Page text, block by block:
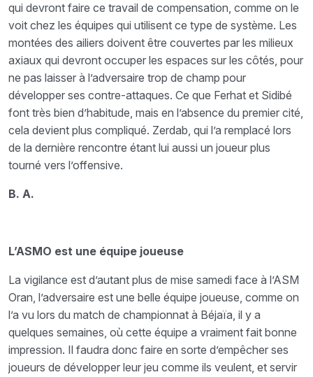
qui devront faire ce travail de compensation, comme on le
voit chez les équipes qui utilisent ce type de système. Les
montées des ailiers doivent être couvertes par les milieux
axiaux qui devront occuper les espaces sur les côtés, pour
ne pas laisser à l’adversaire trop de champ pour
développer ses contre-attaques. Ce que Ferhat et Sidibé
font très bien d’habitude, mais en l’absence du premier cité,
cela devient plus compliqué. Zerdab, qui l’a remplacé lors
de la dernière rencontre étant lui aussi un joueur plus
tourné vers l’offensive.
B. A.
L’ASMO est une équipe joueuse
La vigilance est d’autant plus de mise samedi face à l’ASM
Oran, l’adversaire est une belle équipe joueuse, comme on
l’a vu lors du match de championnat à Béjaïa, il y a
quelques semaines, où cette équipe a vraiment fait bonne
impression. Il faudra donc faire en sorte d’empêcher ses
joueurs de développer leur jeu comme ils veulent, et servir